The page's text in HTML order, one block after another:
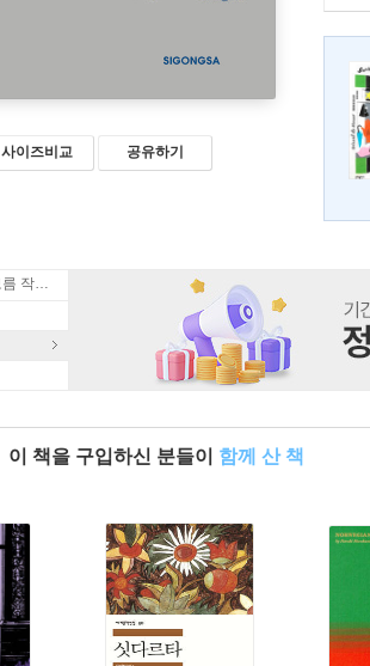
사이즈비교 공유하기
뮤지컬 〈휴남동 서점〉X 황보름 작가 북토크
이 책을 구입하신 분들이 함께 산 책